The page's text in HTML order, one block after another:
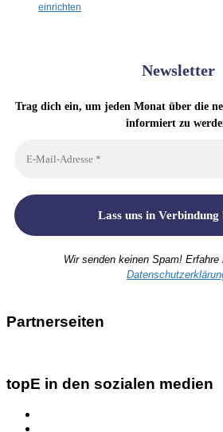
einrichten
Newsletter
Trag dich ein, um jeden Monat über die
informiert zu
Wir senden keinen Spam! Erfahre
Partnerseiten
topE in den sozialen medien